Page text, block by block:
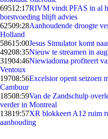
69512:17RIVM vindt PFAS in al
borstvoeding blijft advies
62509:28Aanhoudende droogte
Holland
58615:00Jesus Simulator komt
49208:35Nieuw te streamen in
31904:46Niewiadoma profiteert
Ventoux
19708:56Excelsior opent seizoen
Cambuur
18508:59Van de Zandschulp
verder in Montreal
13819:57XR blokkeert A12 ruim
aanhouding